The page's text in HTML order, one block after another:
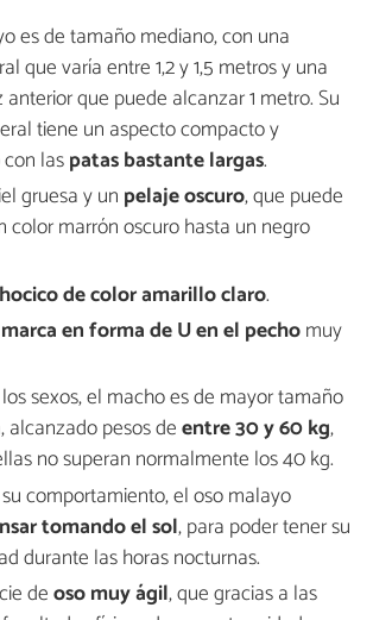
es de tamaño mediano, con una
que varía entre 1,2 y 1,5 metros y una
que puede alcanzar 1 metro. Su
tiene un aspecto compacto y
laspatas bastante largas.
gruesa y un pelaje oscuro, que puede
color marrón oscuro hasta un negro
de color amarillo claro.
marca en forma de U en el pechomuy
sexos, el macho es de mayor tamaño
alcanzado pesos deentre 30 y 60 kg,
no superan normalmente los 40 kg.
comportamiento, el oso malayo
tomando el sol, para poder tener su
durante las horas nocturnas.
deoso muy ágil, que gracias a las